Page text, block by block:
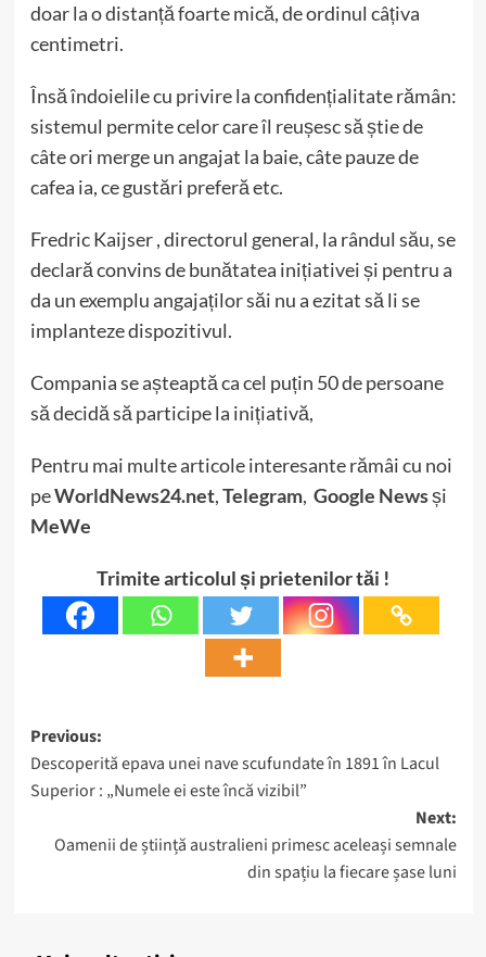
doar la o distanță foarte mică, de ordinul câțiva
centimetri.
Însă îndoielile cu privire la confidențialitate rămân:
sistemul permite celor care îl reușesc să știe de
câte ori merge un angajat la baie, câte pauze de
cafea ia, ce gustări preferă etc.
Fredric Kaijser , directorul general, la rândul său, se
declară convins de bunătatea inițiativei și pentru a
da un exemplu angajaților săi nu a ezitat să li se
implanteze dispozitivul.
Compania se așteaptă ca cel puțin 50 de persoane
să decidă să participe la inițiativă,
Pentru mai multe articole interesante rămâi cu noi
peWorldNews24.net,Telegram, Google Newsși
MeWe
Trimite articolul și prietenilor tăi !
Post
navigation
Previous:
Descoperită epava unei nave scufundate în 1891 în Lacul
Superior : „Numele ei este încă vizibil”
Next:
Oamenii de știință australieni primesc aceleași semnale
din spațiu la fiecare șase luni